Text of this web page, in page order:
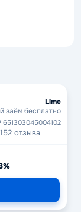
Lime
заём бесплатно
152 отзыва